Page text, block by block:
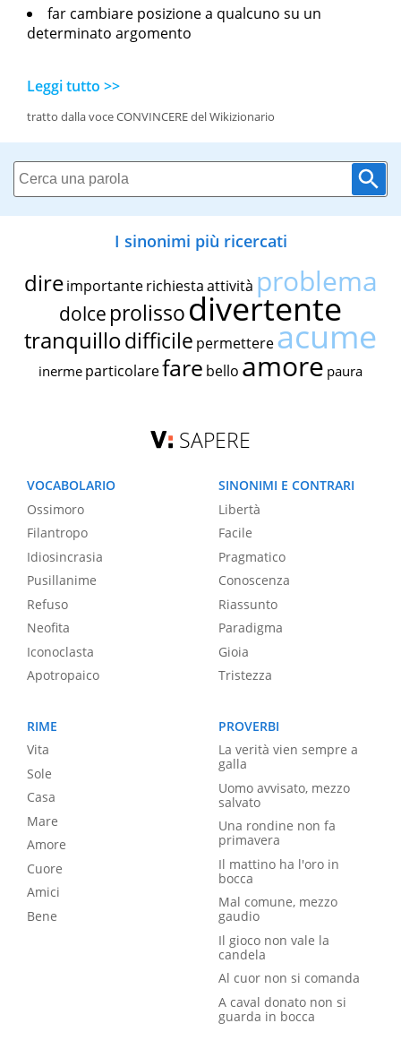
far cambiare posizione a qualcuno su un
determinato argomento
Leggi tutto >>
tratto dalla voce CONVINCERE del Wikizionario
I sinonimi più ricercati
dire importante richiestaattività problema
dolce prolissodivertente
tranquillodifficile permettereacume
inerme particolarefare bello amore paura
SAPERE
VOCABOLARIO
Ossimoro
Filantropo
Idiosincrasia
Pusillanime
Refuso
Neofita
Iconoclasta
Apotropaico
SINONIMI E CONTRARI
Libertà
Facile
Pragmatico
Conoscenza
Riassunto
Paradigma
Gioia
Tristezza
RIME
Vita
Sole
Casa
Mare
Amore
Cuore
Amici
Bene
PROVERBI
La verità vien sempre a
galla
Uomo avvisato, mezzo
salvato
Una rondine non fa
primavera
Il mattino ha l'oro in
bocca
Mal comune, mezzo
gaudio
Il gioco non vale la
candela
Al cuor non si comanda
A caval donato non si
guarda in bocca